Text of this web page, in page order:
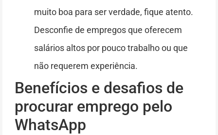
muito boa para ser verdade, fique atento.
Desconfie de empregos que oferecem
salários altos por pouco trabalho ou que
não requerem experiência.
Benefícios e desafios de
procurar emprego pelo
WhatsApp